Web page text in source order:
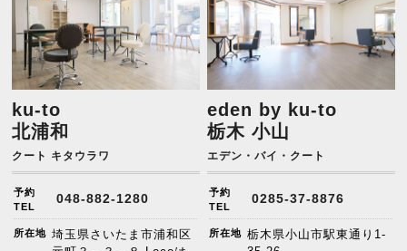
ku-to
北浦和
クート キタウラワ
予約
TEL
048-882-1280
所在地 埼玉県さいたま市浦和区
eden by ku-to
栃木 小山
エデン・バイ・クート
予約
TEL
0285-37-8876
所在地 栃木県小山市駅東通り1-